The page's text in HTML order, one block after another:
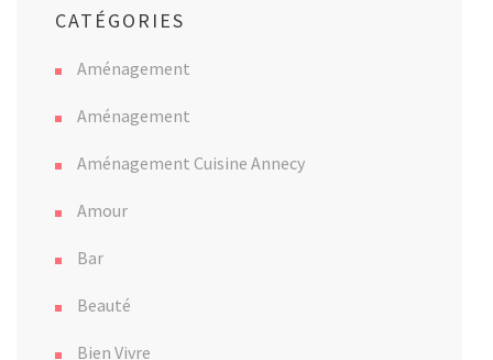
CATÉGORIES
Aménagement
Aménagement
Aménagement Cuisine Annecy
Amour
Bar
Beauté
Bien Vivre